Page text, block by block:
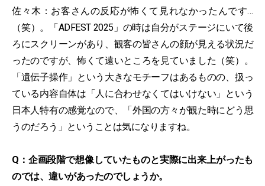
佐々木：お客さんの反応が怖くて見れなかったんです…
（笑）。「ADFEST 2025」の時は自分がステージにいて後
ろにスクリーンがあり、観客の皆さんの顔が見える状況だ
ったのですが、怖くて遠いところを見ていました（笑）。
「遺伝子操作」という大きなモチーフはあるものの、扱っ
ている内容自体は「人に合わせなくてはいけない」という
日本人特有の感覚なので、「外国の方々が観た時にどう思
うのだろう」ということは気になりますね。
Q：企画段階で想像していたものと実際に出来上がったも
のでは、違いがあったのでしょうか。